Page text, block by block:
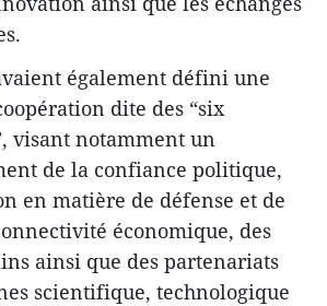
également défini une
dite des “six
visant notamment un
de la confiance politique,
en matière de défense et de
économique, des
ainsi que des partenariats
scientifique, technologique